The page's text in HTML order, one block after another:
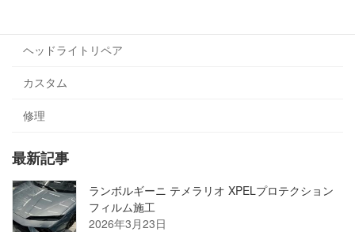
ヘッドライトリペア
カスタム
修理
最新記事
ランボルギーニ テメラリオ XPELプロテクション
フィルム施工
2026年3月23日